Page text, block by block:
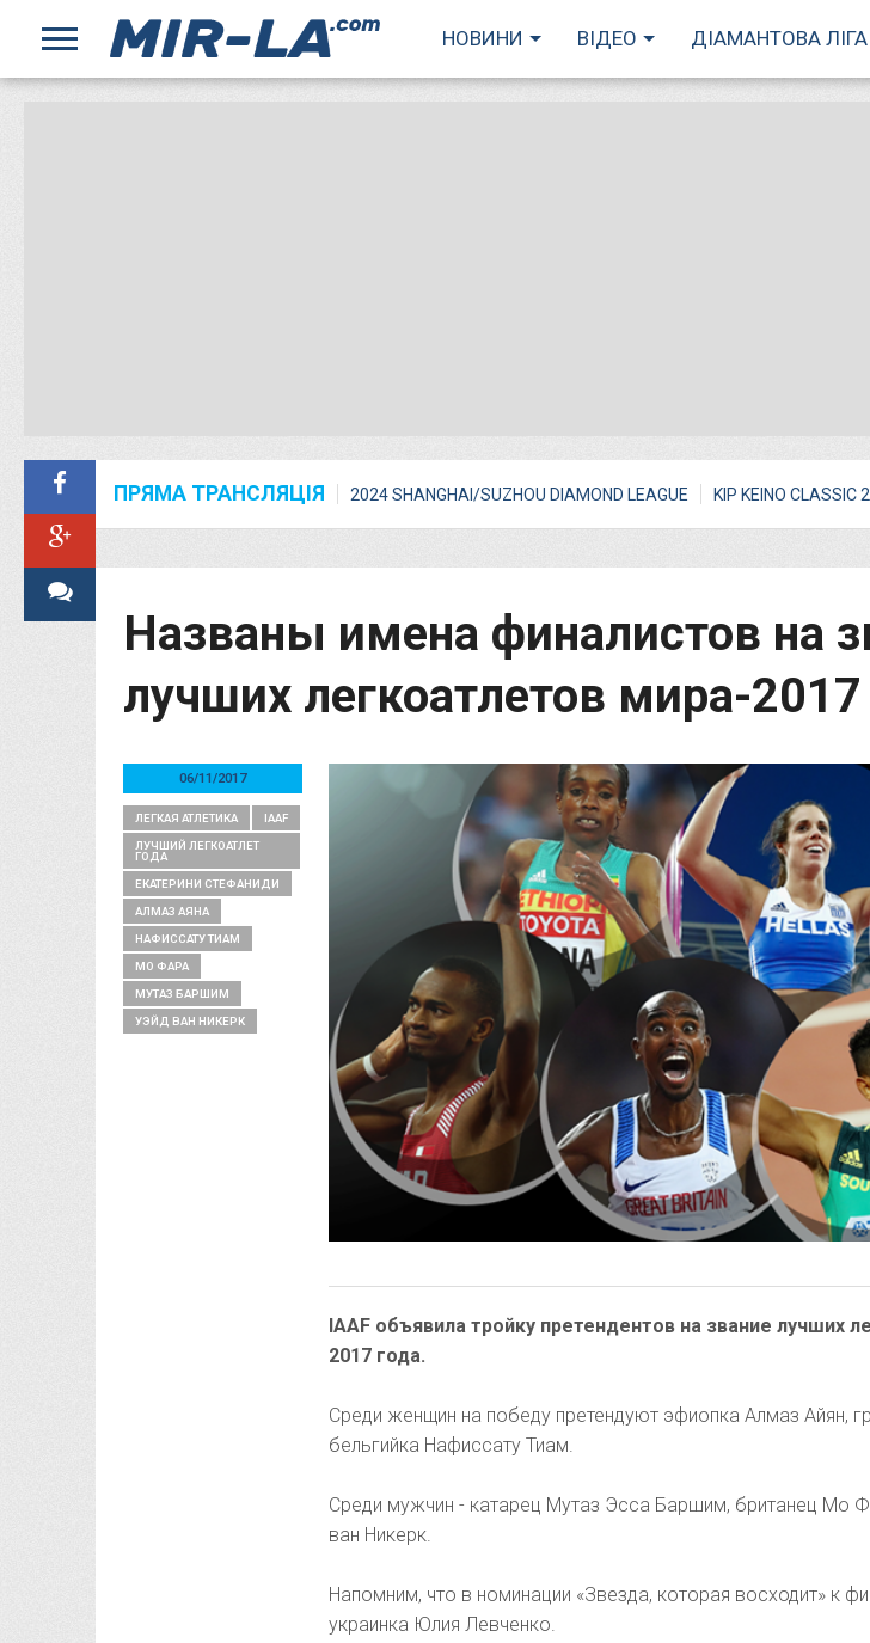
НОВИНИ ВІДЕО ДІАМАНТОВА ЛІГА
ПРЯМА ТРАНСЛЯЦІЯ 2024 SHANGHAI/SUZHOU DIAMOND LEAGUE KIP KEINO CLASSIC
Названы имена финалистов на
лучших легкоатлетов мира-2017
IAAF объявила тройку претендентов на звание лучших
2017 года.
Среди женщин на победу претендуют эфиопка Алмаз Айян,
бельгийка Нафиссату Тиам.
Среди мужчин - катарец Мутаз Эсса Баршим, британец Мо
ван Никерк.
Напомним, что в номинации «Звезда, которая восходит» к
украинка Юлия Левченко.
06/11/2017
ЛЕГКАЯ АТЛЕТИКА IAAF
ЛУЧШИЙ ЛЕГКОАТЛЕТ
ГОДА
ЕКАТЕРИНИ СТЕФАНИДИ
АЛМАЗ АЯНА
НАФИССАТУ ТИАМ
МО ФАРА
МУТАЗ БАРШИМ
УЭЙД ВАН НИКЕРК